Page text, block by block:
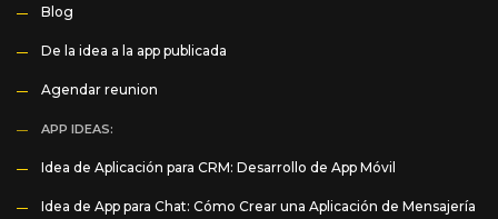
Blog
De la idea a la app publicada
Agendar reunion
APP IDEAS:
Idea de Aplicación para CRM: Desarrollo de App Móvil
Idea de App para Chat: Cómo Crear una Aplicación de Mensajería